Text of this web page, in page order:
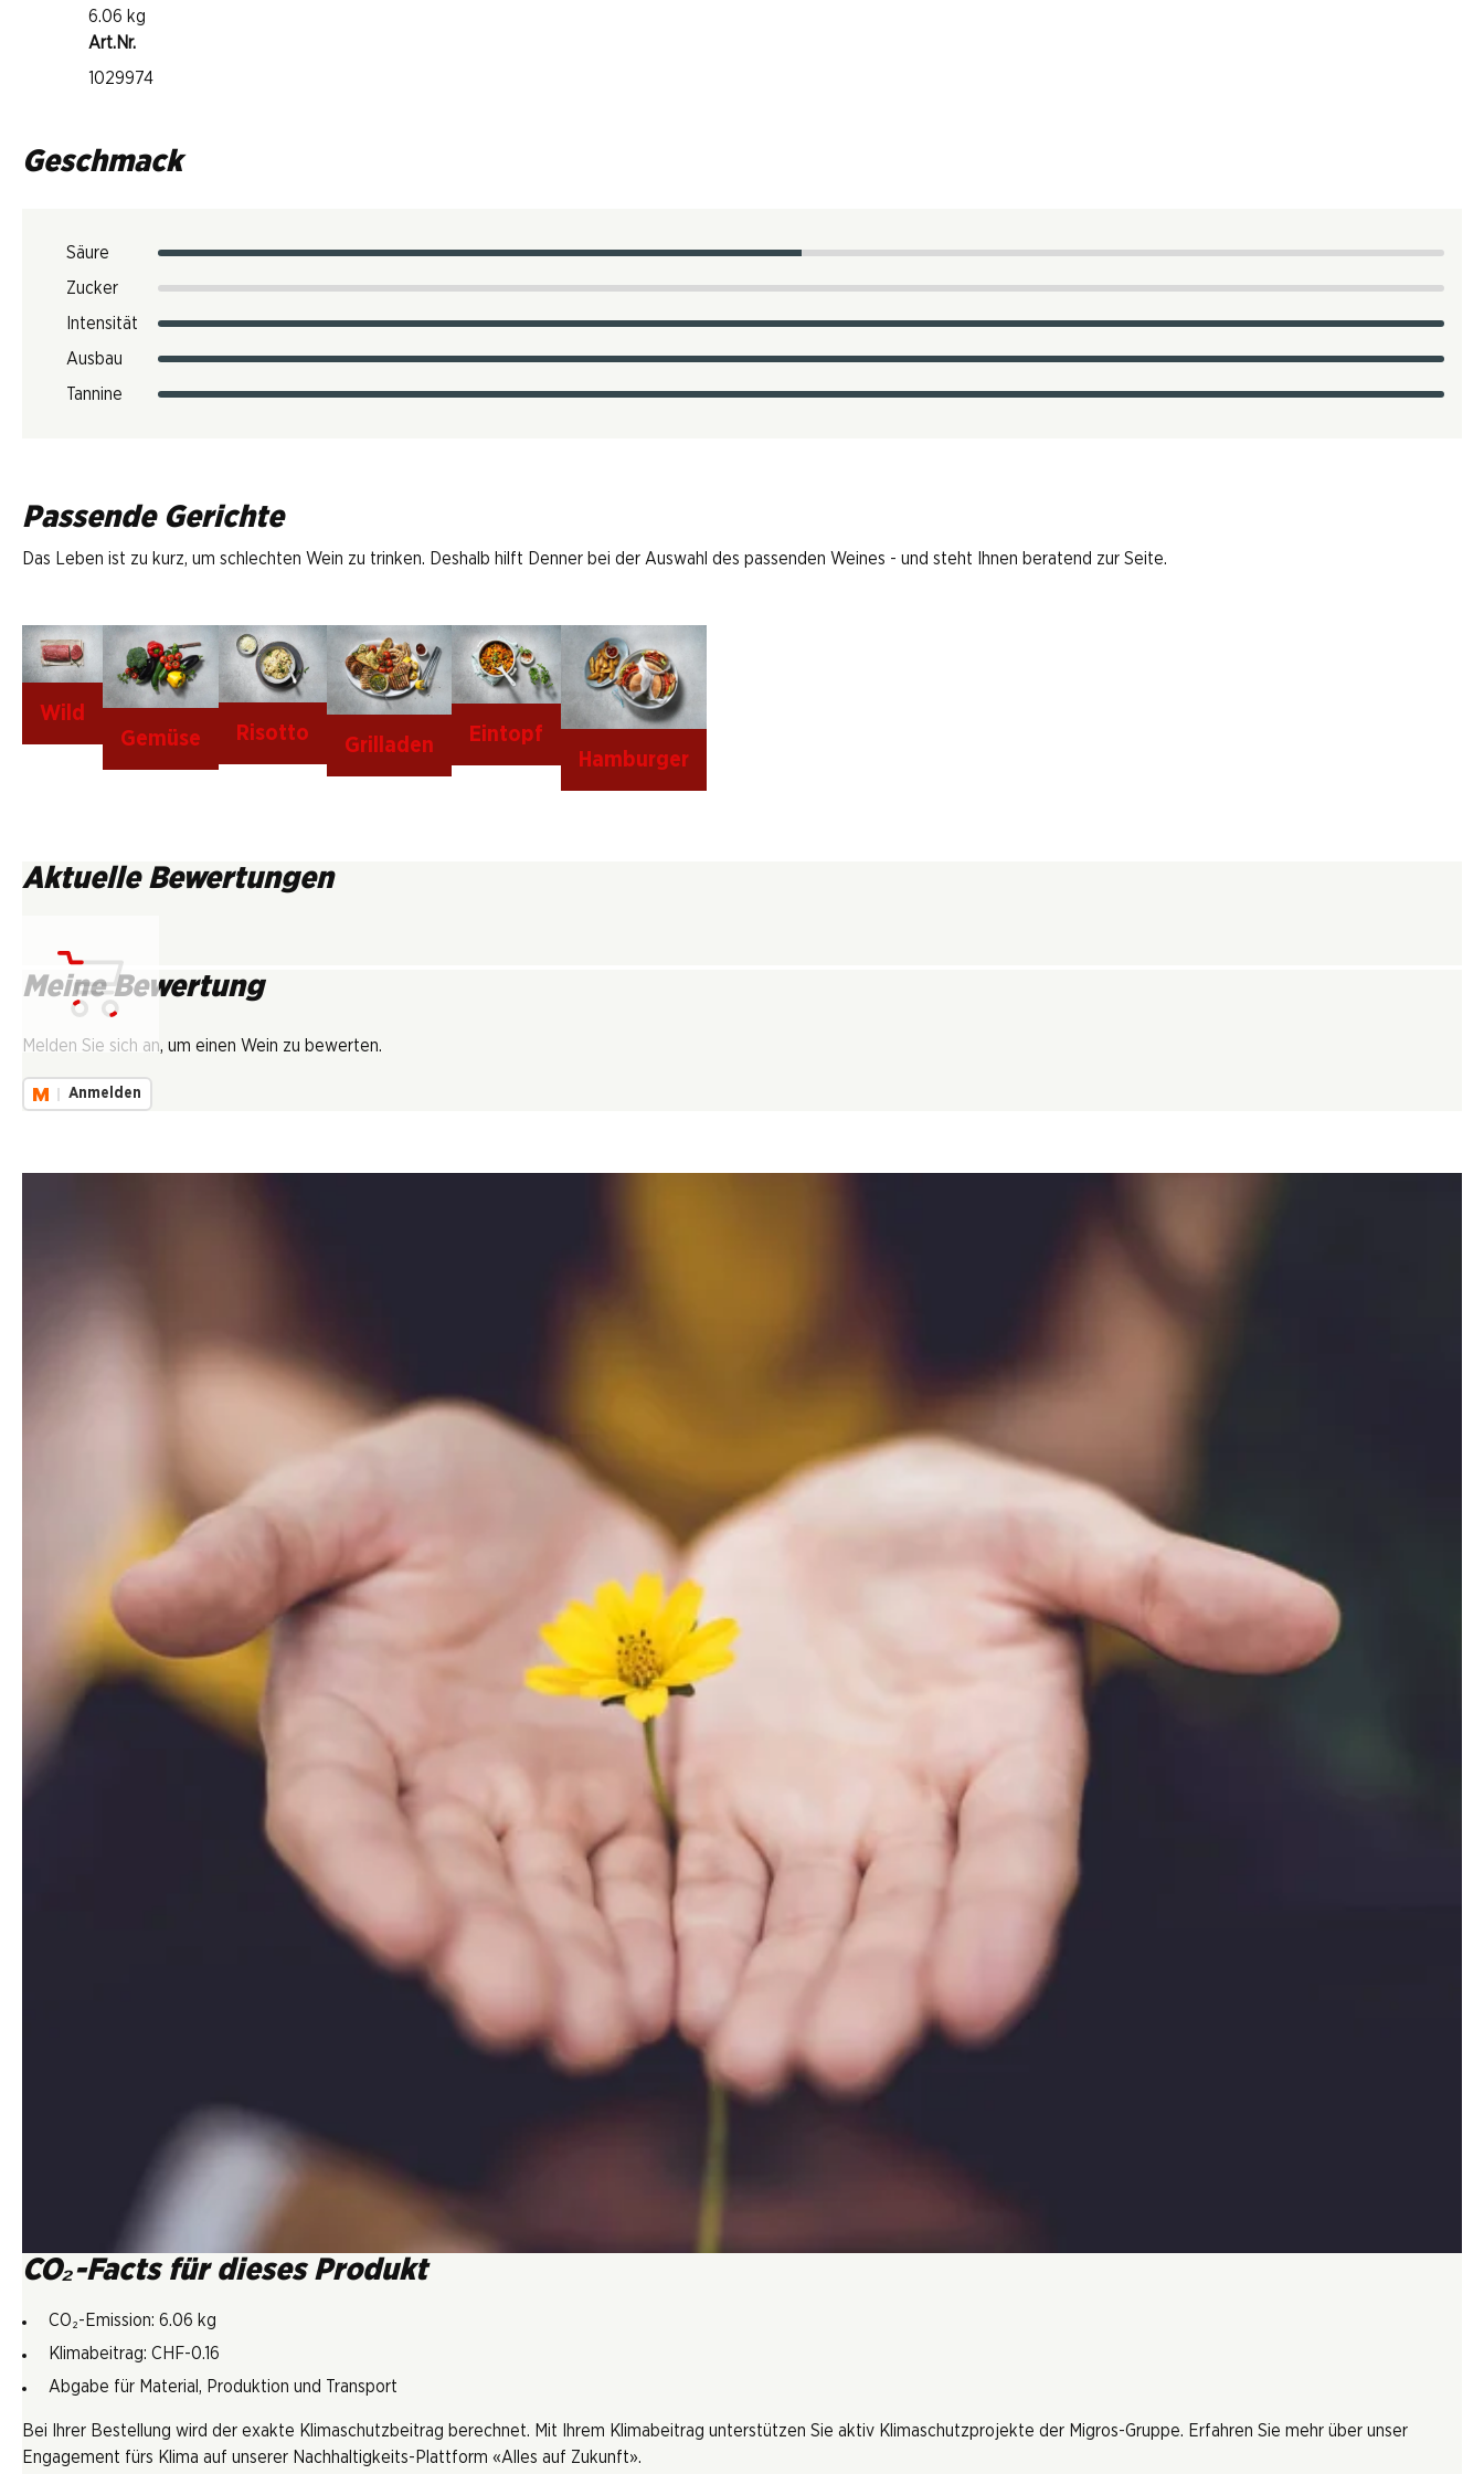
6.06 kg
Art.Nr.
1029974
Geschmack
Säure
Zucker
Intensität
Ausbau
Tannine
Passende Gerichte
Das Leben ist zu kurz, um schlechten Wein zu trinken. Deshalb hilft Denner bei der Auswahl des passenden Weines - und steht Ihnen beratend zur Seite.
Wild
Gemüse
Risotto
Grilladen
Eintopf
Hamburger
Aktuelle Bewertungen
Meine Bewertung
Melden Sie sich an, um einen Wein zu bewerten.
Anmelden
CO₂-Facts für dieses Produkt
CO₂-Emission: 6.06 kg
Klimabeitrag: CHF-0.16
Abgabe für Material, Produktion und Transport
Bei Ihrer Bestellung wird der exakte Klimaschutzbeitrag berechnet. Mit Ihrem Klimabeitrag unterstützen Sie aktiv Klimaschutzprojekte der Migros-Gruppe. Erfahren Sie mehr über unser
Engagement fürs Klima auf unserer Nachhaltigkeits-Plattform «Alles auf Zukunft».